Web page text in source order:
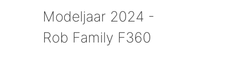
Modeljaar 2024 -
Rob Family F360